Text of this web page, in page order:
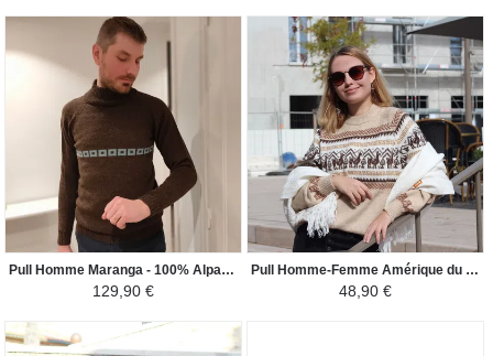
Pull Homme Maranga - 100% Alpaga - Marron Foncé / Turquoise
129,90 €
Pull Homme-Femme Amérique du Sud - Lama - Beige/Marron
48,90 €